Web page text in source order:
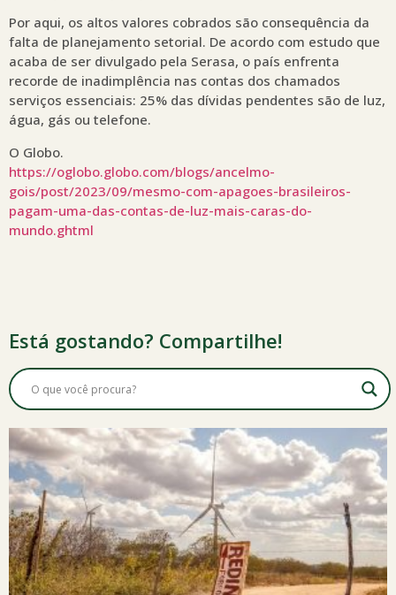
Por aqui, os altos valores cobrados são consequência da
falta de planejamento setorial. De acordo com estudo que
acaba de ser divulgado pela Serasa, o país enfrenta
recorde de inadimplência nas contas dos chamados
serviços essenciais: 25% das dívidas pendentes são de luz,
água, gás ou telefone.
O Globo.
https://oglobo.globo.com/blogs/ancelmo-
gois/post/2023/09/mesmo-com-apagoes-brasileiros-
pagam-uma-das-contas-de-luz-mais-caras-do-
mundo.ghtml
Está gostando? Compartilhe!